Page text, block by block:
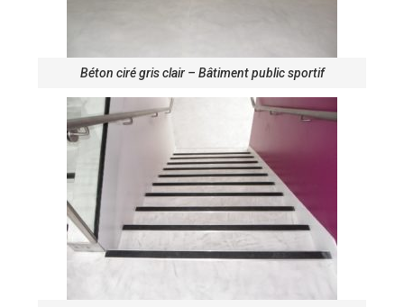
Béton ciré gris clair – Bâtiment public sportif